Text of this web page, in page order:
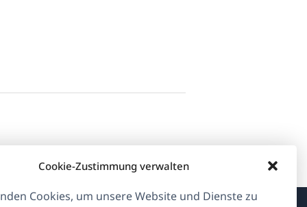
Cookie-Zustimmung verwalten
Cookies, um unsere Website und Dienste zu